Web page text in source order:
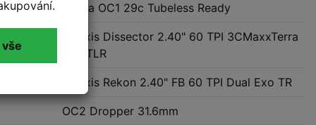
Orbea OC1 29c Tubeless Ready
Maxxis Dissector 2.40" 60 TPI 3CMaxxTerra
Exo TLR
Maxxis Rekon 2.40" FB 60 TPI Dual Exo TR
OC2 Dropper 31.6mm